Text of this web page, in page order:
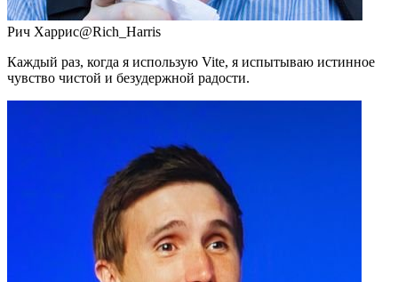
Рич Харрис@Rich_Harris
Каждый раз, когда я использую Vite, я испытываю истинное
чувство чистой и безудержной радости.